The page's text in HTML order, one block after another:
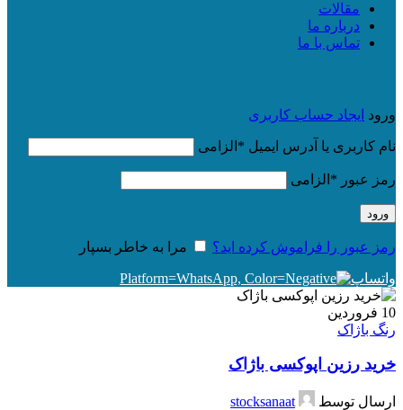
مقالات
درباره ما
تماس با ما
ورود ایجاد حساب کاربری
نام کاربری یا آدرس ایمیل * الزامی
رمز عبور * الزامی
ورود
رمز عبور را فراموش کرده اید؟ مرا به خاطر بسپار
واتساپ
10 فروردین
رنگ باژاک
خرید رزین اپوکسی باژاک
ارسال توسط
stocksanaat